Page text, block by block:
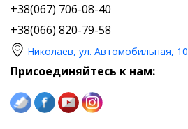
+38(067) 706-08-40
+38(066) 820-79-58
Николаев, ул. Автомобильная, 10
Присоединяйтесь к нам: